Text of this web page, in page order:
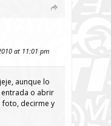
at 11:01 pm
aunque lo
entrada o abrir
foto, decirme y